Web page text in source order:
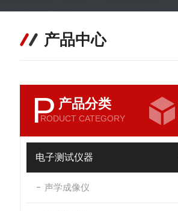
产品中心
P 产品分类
RODUCT CATEGORY
电子测试仪器
声学成像仪